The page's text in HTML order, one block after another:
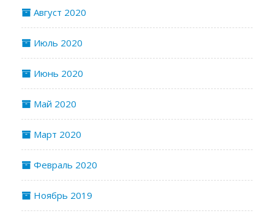
Август 2020
Июль 2020
Июнь 2020
Май 2020
Март 2020
Февраль 2020
Ноябрь 2019